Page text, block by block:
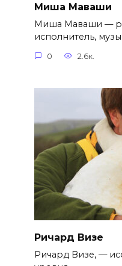
Миша Маваши
Миша Маваши —
исполнитель,
0 2.6к.
Ричард Визе
Ричард Визе, —